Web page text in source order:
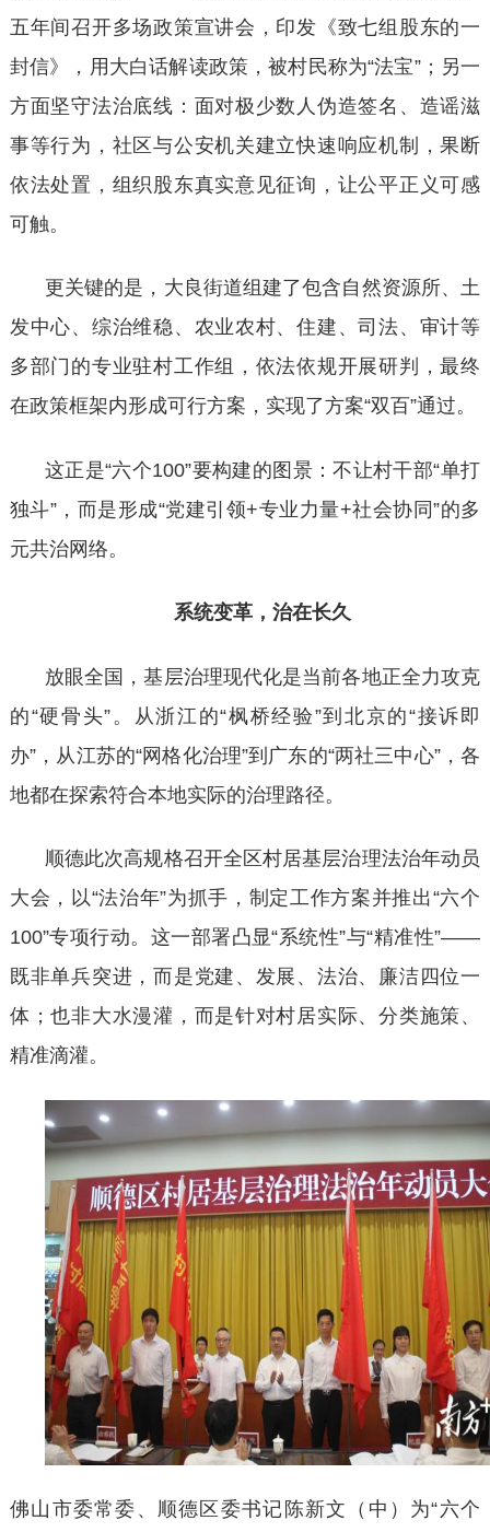
五年间召开多场政策宣讲会，印发《致七组股东的一
封信》，用大白话解读政策，被村民称为“法宝”；另一
方面坚守法治底线：面对极少数人伪造签名、造谣滋
事等行为，社区与公安机关建立快速响应机制，果断
依法处置，组织股东真实意见征询，让公平正义可感
可触。
更关键的是，大良街道组建了包含自然资源所、土
发中心、综治维稳、农业农村、住建、司法、审计等
多部门的专业驻村工作组，依法依规开展研判，最终
在政策框架内形成可行方案，实现了方案“双百”通过。
这正是“六个100”要构建的图景：不让村干部“单打
独斗”，而是形成“党建引领+专业力量+社会协同”的多
元共治网络。
系统变革，治在长久
放眼全国，基层治理现代化是当前各地正全力攻克
的“硬骨头”。从浙江的“枫桥经验”到北京的“接诉即
办”，从江苏的“网格化治理”到广东的“两社三中心”，各
地都在探索符合本地实际的治理路径。
顺德此次高规格召开全区村居基层治理法治年动员
大会，以“法治年”为抓手，制定工作方案并推出“六个
100”专项行动。这一部署凸显“系统性”与“精准性”——
既非单兵突进，而是党建、发展、法治、廉洁四位一
体；也非大水漫灌，而是针对村居实际、分类施策、
精准滴灌。
佛山市委常委、顺德区委书记陈新文（中）为“六个